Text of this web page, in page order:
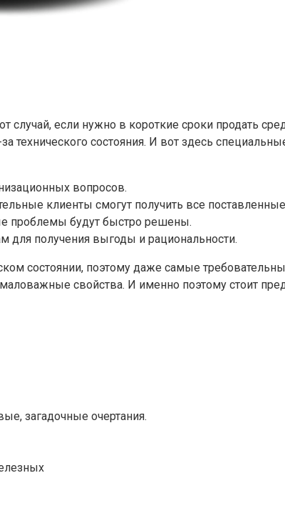
если нужно в короткие сроки продать
технического состояния. И вот здесь
вопросов.
клиенты смогут получить все
проблемы будут быстро решены.
для получения выгоды и рациональности.
состоянии, поэтому даже самые
свойства. И именно поэтому стоит
загадочные очертания.